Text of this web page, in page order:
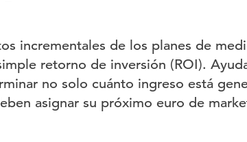
incrementales de los planes de
retorno de inversión (ROI).
no solo cuánto ingreso está
asignar su próximo euro de